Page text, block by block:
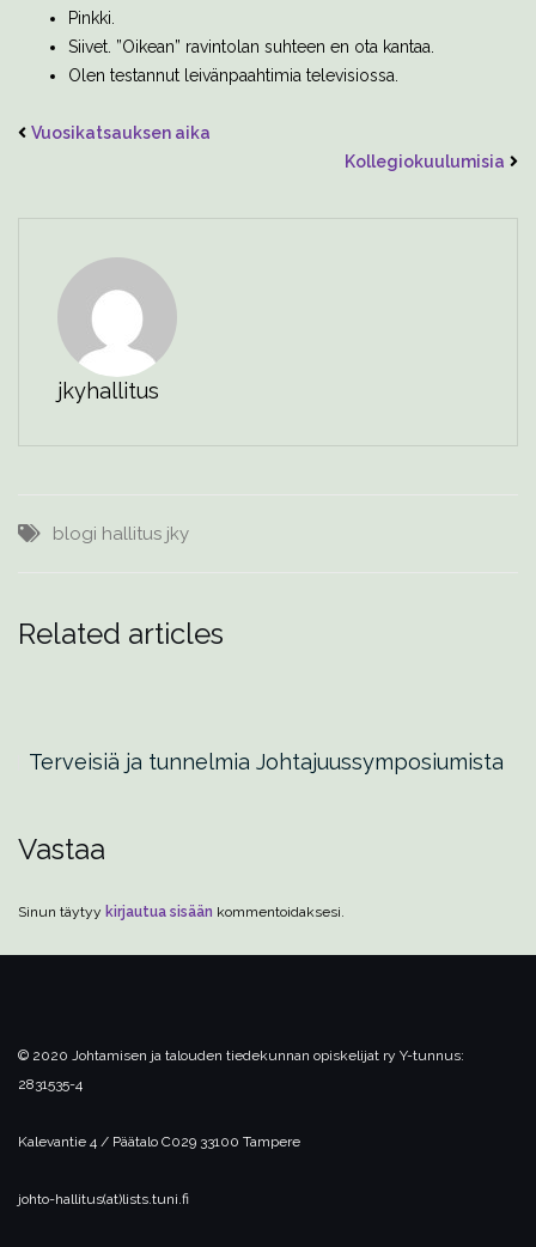
Pinkki.
Siivet. ”Oikean” ravintolan suhteen en ota kantaa.
Olen testannut leivänpaahtimia televisiossa.
Vuosikatsauksen aika
Kollegiokuulumisia
jkyhallitus
blogi hallitus jky
Related articles
Terveisiä ja tunnelmia Johtajuussymposiumista
Vastaa
Sinun täytyy kirjautua sisään kommentoidaksesi.
© 2020 Johtamisen ja talouden tiedekunnan opiskelijat ry Y-tunnus:
2831535-4
Kalevantie 4 / Päätalo C029 33100 Tampere
johto-hallitus(at)lists.tuni.fi